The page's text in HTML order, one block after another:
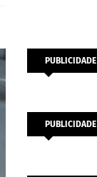
PUBLICIDADE
PUBLICIDADE